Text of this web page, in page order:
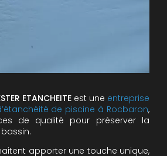
ETANCHEITE est une entreprise
de piscine à Rocbaron,
de qualité pour préserver la
apporter une touche unique,